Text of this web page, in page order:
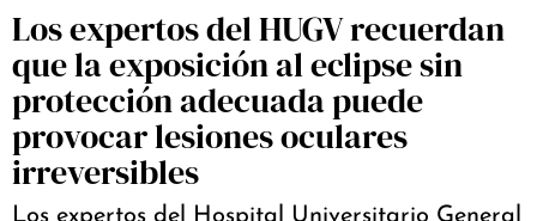
Los expertos del HUGV recuerdan
que la exposición al eclipse sin
protección adecuada puede
provocar lesiones oculares
irreversibles
Los expertos del Hospital Universitario General